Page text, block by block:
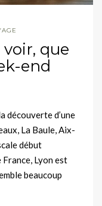
que
end
découverte d’une
La Baule, Aix-
début
Lyon est
beaucoup